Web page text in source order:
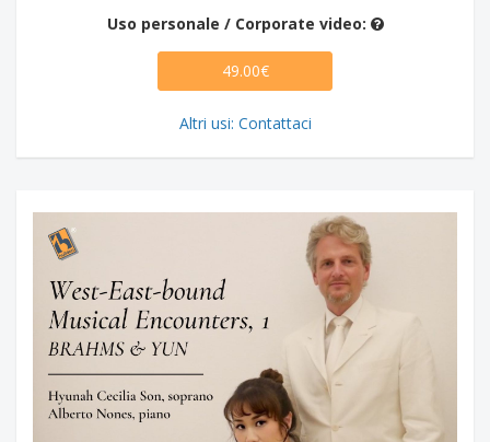
Uso personale / Corporate video:
49.00€
Altri usi: Contattaci